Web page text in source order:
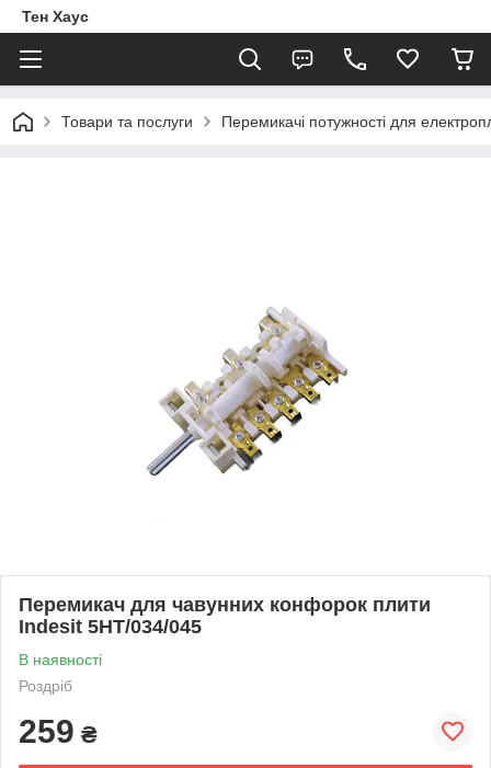
Тен Хаус
Товари та послуги Перемикачі потужності для
Перемикач для чавунних конфорок плити
Indesit 5HT/034/045
В наявності
Роздріб
259 ₴